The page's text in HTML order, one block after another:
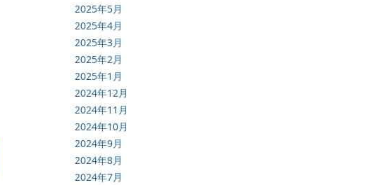
2025年5月
2025年4月
2025年3月
2025年2月
2025年1月
2024年12月
2024年11月
2024年10月
2024年9月
2024年8月
2024年7月